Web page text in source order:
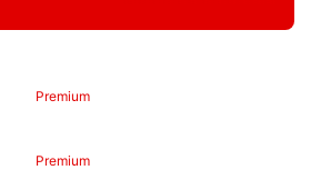
Premium
Premium